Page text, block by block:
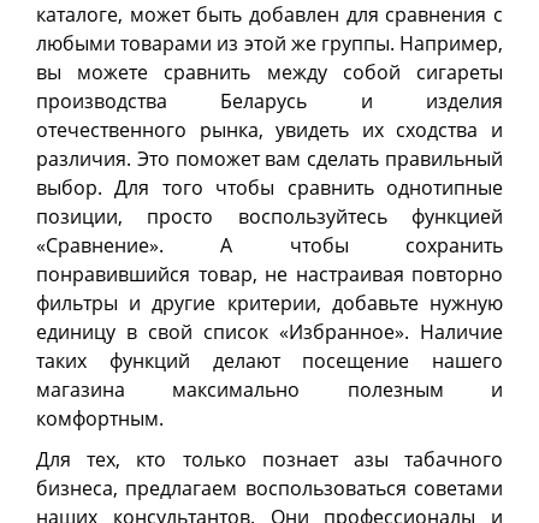
каталоге, может быть добавлен для сравнения с
любыми товарами из этой же группы. Например,
вы можете сравнить между собой сигареты
производства Беларусь и изделия
отечественного рынка, увидеть их сходства и
различия. Это поможет вам сделать правильный
выбор. Для того чтобы сравнить однотипные
позиции, просто воспользуйтесь функцией
«Сравнение». А чтобы сохранить
понравившийся товар, не настраивая повторно
фильтры и другие критерии, добавьте нужную
единицу в свой список «Избранное». Наличие
таких функций делают посещение нашего
магазина максимально полезным и
комфортным.
Для тех, кто только познает азы табачного
бизнеса, предлагаем воспользоваться советами
наших консультантов. Они профессионалы и